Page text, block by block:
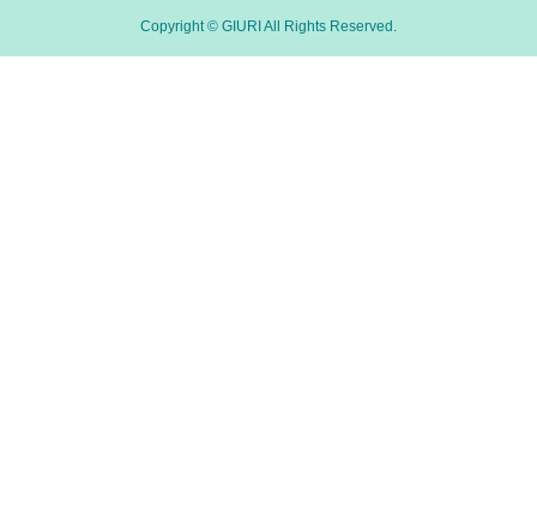
Copyright © GIURI All Rights Reserved.